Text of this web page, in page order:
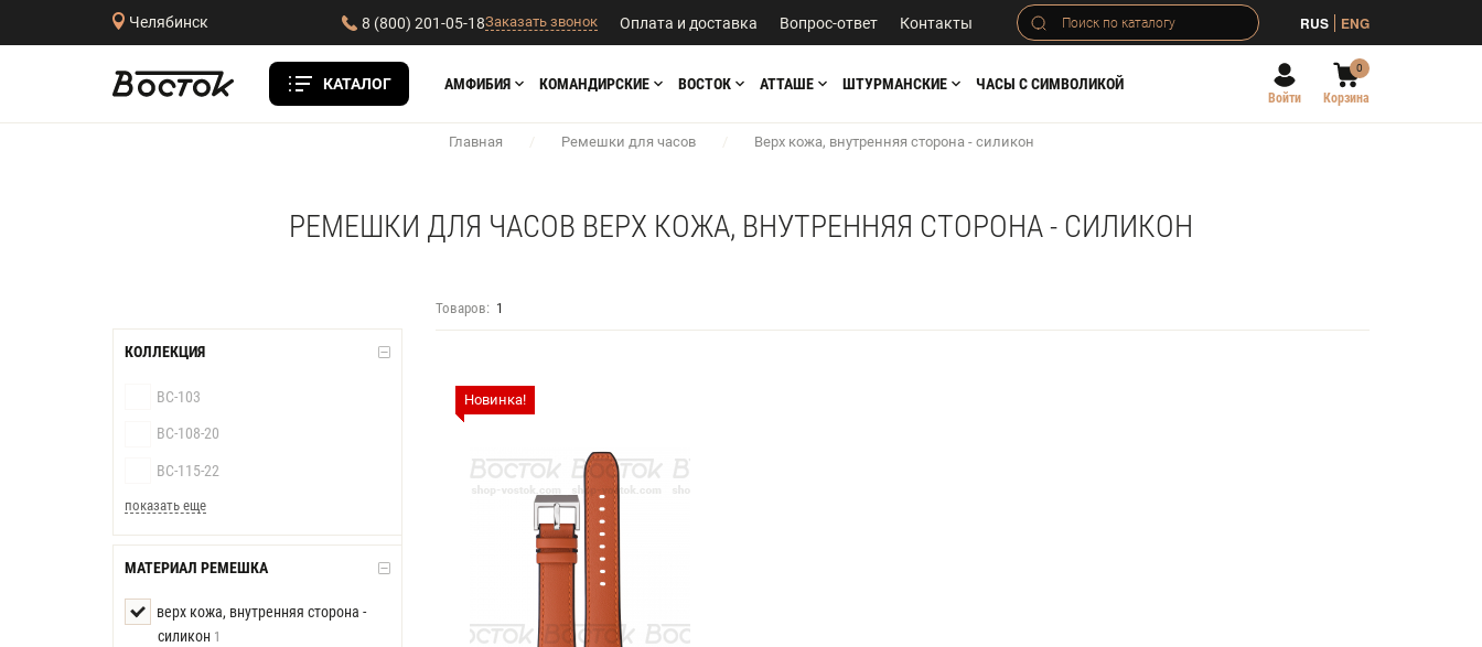
Челябинск 8 (800) 201-05-18Заказать звонок Оплата и доставка Вопрос-ответ Контакты RUS ENG
КАТАЛОГ АМФИБИЯ КОМАНДИРСКИЕ ВОСТОК АТТАШЕ ШТУРМАНСКИЕ ЧАСЫ С СИМВОЛИКОЙ
Войти
0
Корзина
Главная / Ремешки для часов / Верх кожа, внутренняя сторона - силикон
РЕМЕШКИ ДЛЯ ЧАСОВ ВЕРХ КОЖА, ВНУТРЕННЯЯ СТОРОНА - СИЛИКОН
КОЛЛЕКЦИЯ
BC-103
BC-108-20
BC-115-22
показать еще
МАТЕРИАЛ РЕМЕШКА
верх кожа, внутренняя сторона -
силикон 1
Товаров: 1
Новинка!